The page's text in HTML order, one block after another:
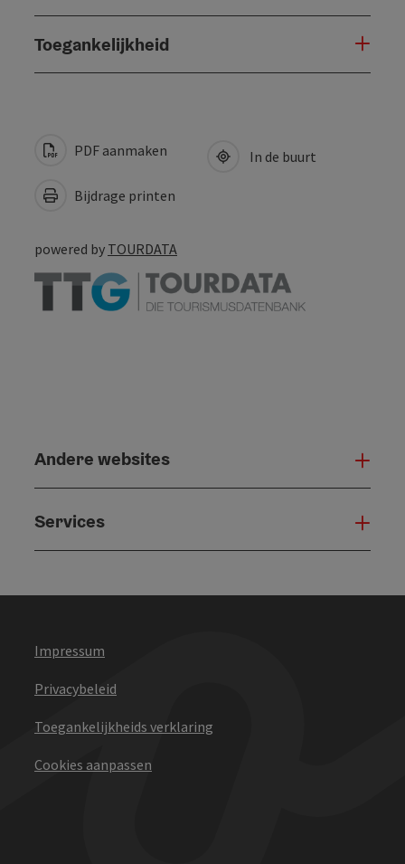
Toegankelijkheid
PDF aanmaken
Bijdrage printen
In de buurt
powered by TOURDATA
Andere websites
Services
Impressum
Privacybeleid
Toegankelijkheids verklaring
Cookies aanpassen